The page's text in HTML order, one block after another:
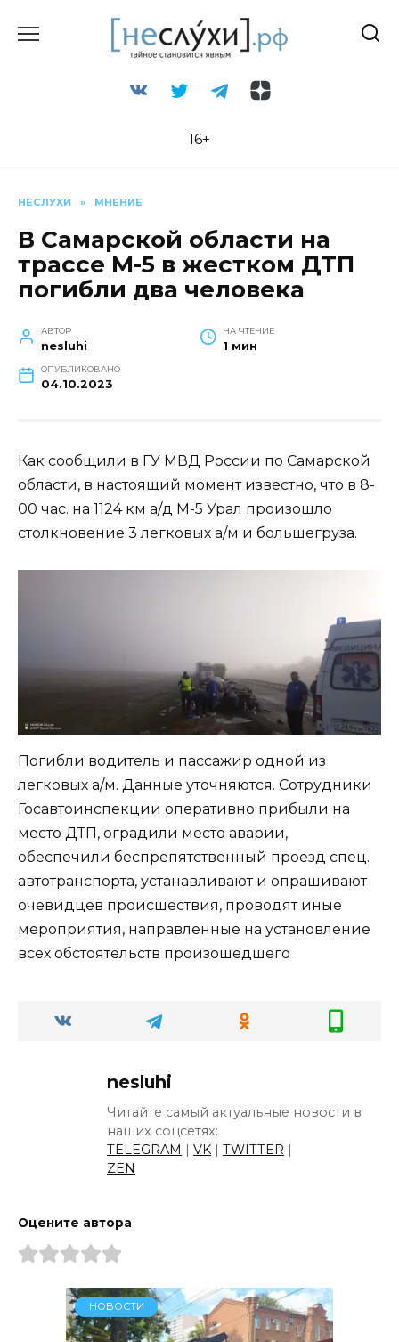
16+
НЕСЛУХИ » МНЕНИЕ
В Самарской области на
трассе М-5 в жестком ДТП
погибли два человека
АВТОР
nesluhi
НА ЧТЕНИЕ
1 мин
ОПУБЛИКОВАНО
04.10.2023
Как сообщили в ГУ МВД России по Самарской
области, в настоящий момент известно, что в 8-
00 час. на 1124 км а/д М-5 Урал произошло
столкновение 3 легковых а/м и большегруза.
Погибли водитель и пассажир одной из
легковых а/м. Данные уточняются. Сотрудники
Госавтоинспекции оперативно прибыли на
место ДТП, оградили место аварии,
обеспечили беспрепятственный проезд спец.
автотранспорта, устанавливают и опрашивают
очевидцев происшествия, проводят иные
мероприятия, направленные на установление
всех обстоятельств произошедшего
nesluhi
Читайте самый актуальные новости в
наших соцсетях:
TELEGRAM | VK | TWITTER |
ZEN
Оцените автора
НОВОСТИ